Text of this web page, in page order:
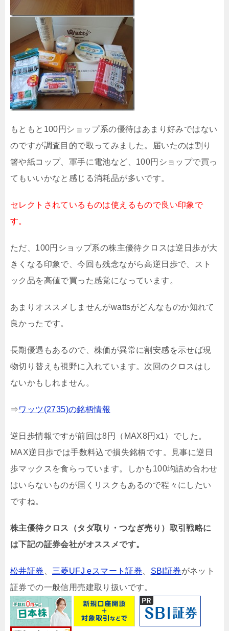
もともと100円ショップ系の優待はあまり好みではない
のですが調査目的で取ってみました。届いたのは割り
箸や紙コップ、軍手に電池など、100円ショップで買っ
てもいいかなと感じる消耗品が多いです。
セレクトされているものは使えるもので良い印象で
す。
ただ、100円ショップ系の株主優待クロスは逆日歩が大
きくなる印象で、今回も残念ながら高逆日歩で、スト
ック品を高値で買った感覚になっています。
あまりオススメしませんがwattsがどんなものか知れて
良かったです。
長期優遇もあるので、株価が異常に割安感を示せば現
物切り替えも視野に入れています。次回のクロスはし
ないかもしれません。
⇒ワッツ(2735)の銘柄情報
逆日歩情報ですが前回は8円（MAX8円x1）でした。
MAX逆日歩では手数料込で損失銘柄です。見事に逆日
歩マックスを食らっています。しかも100均詰め合わせ
はいらないものが届くリスクもあるので程々にしたい
ですね。
株主優待クロス（タダ取り・つなぎ売り）取引戦略に
は下記の証券会社がオススメです。
松井証券 三菱UFJ eスマート証券 SBI証券がネット
証券での一般信用売建取り扱いです。